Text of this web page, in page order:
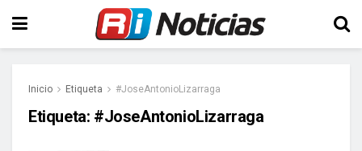
Inicio Etiqueta #JoseAntonioLizarraga
Etiqueta: #JoseAntonioLizarraga